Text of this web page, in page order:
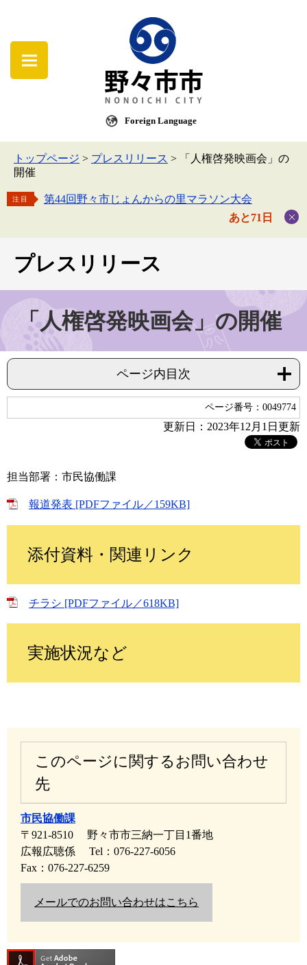
Foreign Language
トップページ > プレスリリース >
「人権啓発映画会」の
開催
注目
第44回野々市じょんからの里マラソン大会
あと71日
プレスリリース
「人権啓発映画会」の開催
ページ内目次
ページ番号：0049774
更新日：2023年12月1日更新
担当部署：市民協働課
報道発表 [PDFファイル／159KB]
添付資料・関連リンク
チラシ [PDFファイル／618KB]
実施状況など
このページに関するお問い合わせ
先
市民協働課
〒921-8510
野々市市三納一丁目1番地
広報広聴係
Tel：076-227-6056
Fax：076-227-6259
メールでのお問い合わせはこちら